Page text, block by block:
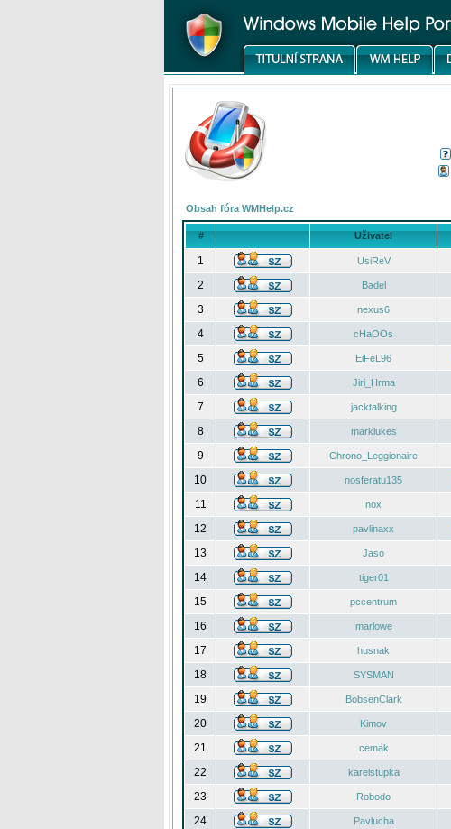
Obsah fóra WMHelp.cz
# Uživatel
1 UsiReV
2
Badel
3
nexus6
4
cHaOOs
5
EiFeL96
6
Jiri_Hrma
7
jacktalking
8
marklukes
9
Chrono_Leggionaire
10
nosferatu135
11
nox
12
pavlinaxx
13
Jaso
14
tiger01
15
pccentrum
16
marlowe
17
husnak
18
SYSMAN
19
BobsenClark
20
Kimov
21
cemak
22
karelstupka
23
Robodo
24
Pavlucha